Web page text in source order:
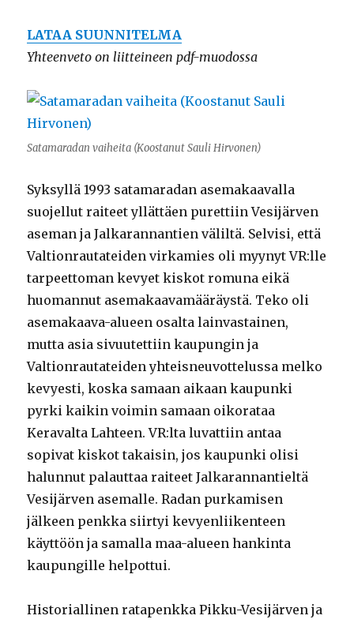
LATAA SUUNNITELMA
Yhteenveto on liitteineen pdf-muodossa
Satamaradan vaiheita (Koostanut Sauli Hirvonen)
Syksyllä 1993 satamaradan asemakaavalla
suojellut raiteet yllättäen purettiin Vesijärven
aseman ja Jalkarannantien väliltä. Selvisi, että
Valtionrautateiden virkamies oli myynyt VR:lle
tarpeettoman kevyet kiskot romuna eikä
huomannut asemakaavamääräystä. Teko oli
asemakaava-alueen osalta lainvastainen,
mutta asia sivuutettiin kaupungin ja
Valtionrautateiden yhteisneuvottelussa melko
kevyesti, koska samaan aikaan kaupunki
pyrki kaikin voimin samaan oikorataa
Keravalta Lahteen. VR:lta luvattiin antaa
sopivat kiskot takaisin, jos kaupunki olisi
halunnut palauttaa raiteet Jalkarannantieltä
Vesijärven asemalle. Radan purkamisen
jälkeen penkka siirtyi kevyenliikenteen
käyttöön ja samalla maa-alueen hankinta
kaupungille helpottui.
Historiallinen ratapenkka Pikku-Vesijärven ja